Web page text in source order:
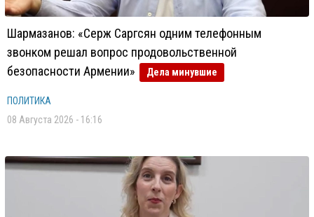
Шармазанов: «Серж Саргсян одним телефонным
звонком решал вопрос продовольственной
безопасности Армении»
Дела минувшие
ПОЛИТИКА
08 Августа 2026 - 16:16